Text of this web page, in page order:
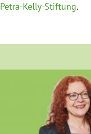
Praktikum
Bayern
München
Zur Person
Petra-Kelly-Stiftung.